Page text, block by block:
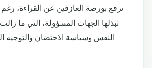
ترفع بورصة العازفين عن القراءة،
تبذلها الجهات المسؤولة، التي ما
النفس وسياسة الاحتضان والتوجيه